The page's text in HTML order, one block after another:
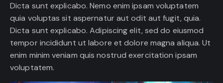
Dicta sunt explicabo. Nemo enim ipsam voluptatem
quia voluptas sit aspernatur aut odit aut fugit, quia.
Dicta sunt explicabo. Adipiscing elit, sed do eiusmod
tempor incididunt ut labore et dolore magna aliqua. Ut
enim minim veniam quis nostrud exercitation ipsam
voluptatem.